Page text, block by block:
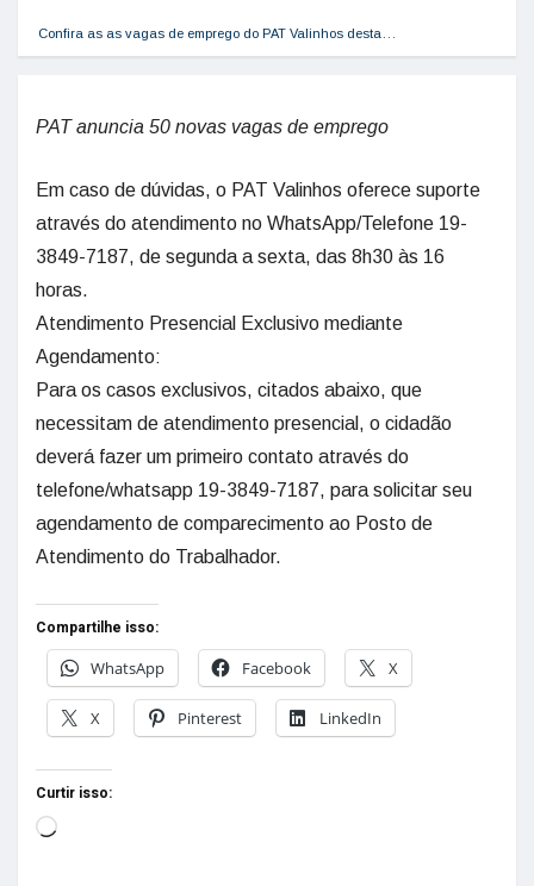
Confira as as vagas de emprego do PAT Valinhos desta…
PAT anuncia 50 novas vagas de emprego
Em caso de dúvidas, o PAT Valinhos oferece suporte
através do atendimento no WhatsApp/Telefone 19-
3849-7187, de segunda a sexta, das 8h30 às 16
horas.
Atendimento Presencial Exclusivo mediante
Agendamento:
Para os casos exclusivos, citados abaixo, que
necessitam de atendimento presencial, o cidadão
deverá fazer um primeiro contato através do
telefone/whatsapp 19-3849-7187, para solicitar seu
agendamento de comparecimento ao Posto de
Atendimento do Trabalhador.
Compartilhe isso:
WhatsApp
Facebook X
X Pinterest LinkedIn
Curtir isso: